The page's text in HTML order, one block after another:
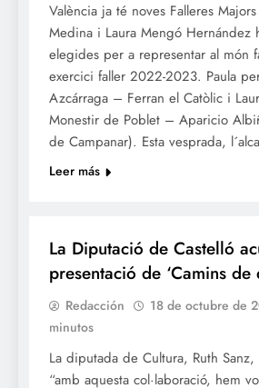
València ja té noves Falleres
Medina i Laura Mengó Hernández
elegides per a representar al món
exercici faller 2022-2023. Paula
Azcárraga – Ferran el Catòlic i
Monestir de Poblet – Aparicio
de Campanar). Esta vesprada,
Leer más
La Diputació de Castelló
presentació de ‘Camins de
Redacción 18 de octubre de
minutos
La diputada de Cultura, Ruth
“amb aquesta col·laboració, hem